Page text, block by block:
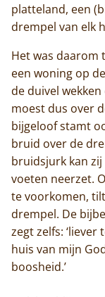
platteland, een
drempel van elk
Het was daarom
een woning op
de duivel
moest dus over
bijgeloof stamt
bruid over de
bruidsjurk kan
voeten neerzet.
te voorkomen,
drempel. De
zegt zelfs:
huis van mijn
boosheid.’